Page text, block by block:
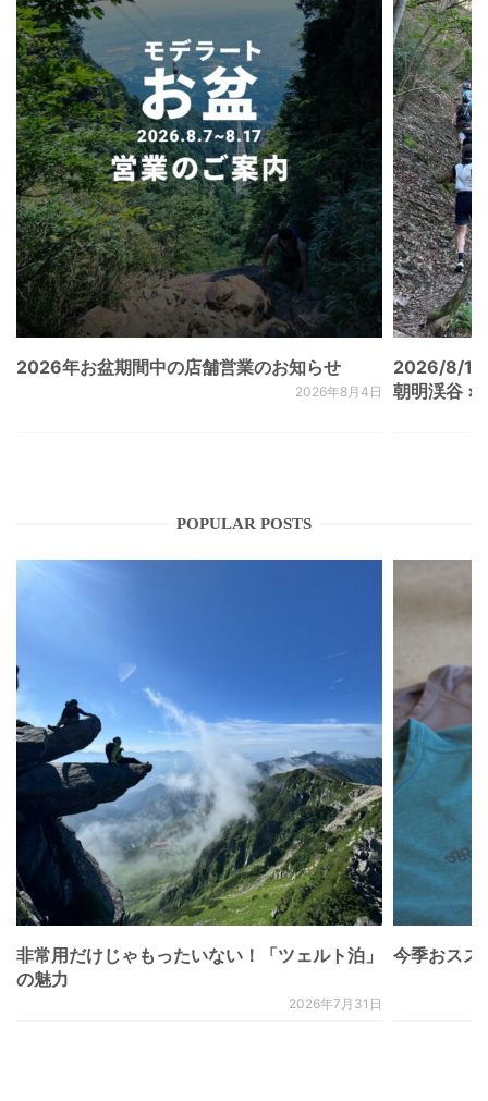
2026年お盆期間中の店舗営業のお知らせ
2026年8月4日
2026/8/
朝明渓谷 ×
POPULAR POSTS
非常用だけじゃもったいない！「ツェルト泊」
の魅力
2026年7月31日
今季おスス